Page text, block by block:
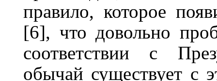
правило, которое
[6], что довольно
соответствии с
обычай существует с